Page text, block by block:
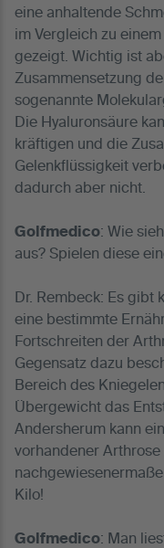
eine anhaltende
im Vergleich zu
gezeigt. Wichtig ist
Zusammensetzung
sogenannte
Die Hyaluronsäure
kräftigen und die
Gelenkflüssigkeit
dadurch aber nicht.
Golfmedico: Wie
aus? Spielen diese
Dr. Rembeck: Es gibt
eine bestimmte
Fortschreiten der
Gegensatz dazu
Bereich des
Übergewicht das
Andersherum kann
vorhandener
Kilo!
Golfmedico: Man